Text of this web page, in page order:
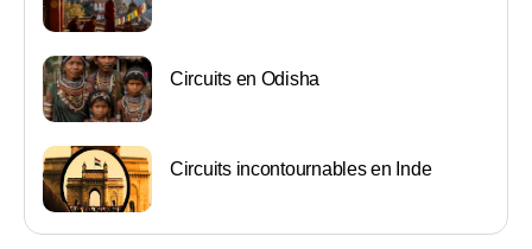
Circuits en Odisha
Circuits incontournables en Inde